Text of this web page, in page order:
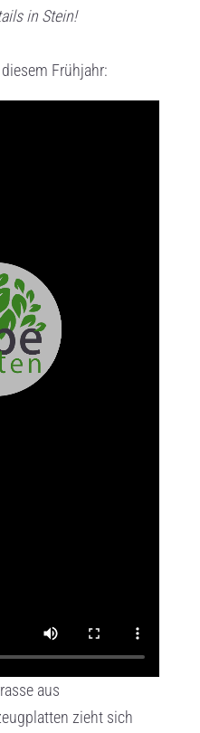
in Stein!
Frühjahr:
aus
zieht sich